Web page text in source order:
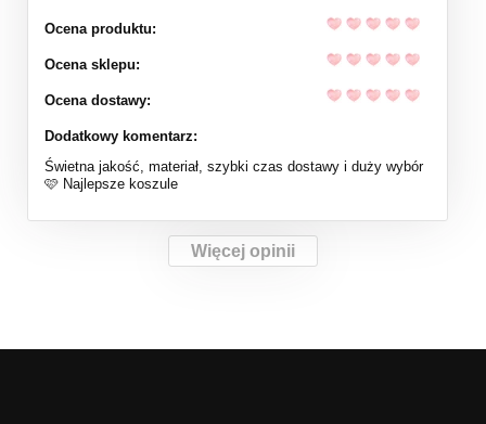
Ocena produktu:
Ocena sklepu:
Ocena dostawy:
Dodatkowy komentarz:
Świetna jakość, materiał, szybki czas dostawy i duży wybór
🩷 Najlepsze koszule
Więcej opinii